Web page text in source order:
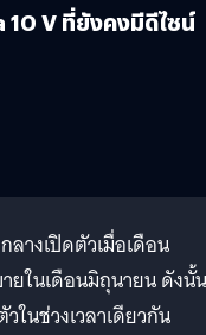
10 V ที่ยังคงมีดีไซน์
ลางเปิดตัวเมื่อเดือน
ยในเดือนมิถุนายน ดังนั้น
ในช่วงเวลาเดียวกัน